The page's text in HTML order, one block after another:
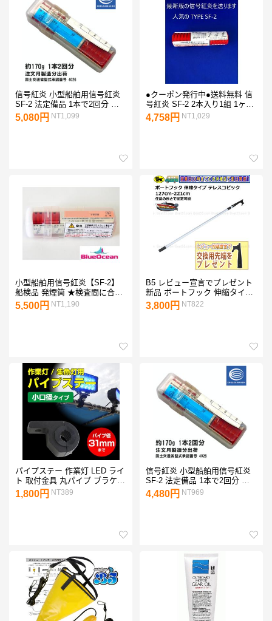
信号紅炎 小型船舶用信号紅炎
SF-2 法定備品 1本で2回分 注
文月製造分出荷 船舶発煙筒 小
型船舶用 小型船舶 船検 信号
5,080円 NT1,099
●クーポン発行中●送料無料 信
号紅炎 SF-2 2本入り1組 1ヶ月
以内の最新製造 発煙筒 JCI検
査品 法定備品 小型船舶用 SF2
4,758円 NT1,029
小型船舶用信号紅炎【SF-2】
船検品 発煙筒 ★検査間に合い
ます!!!(検査機構へ領収FAXサ
ービス）
5,500円 NT1,190
B5 レビュー宣言でプレゼント
新品 ボートフック 伸縮タイプ
テレスコピック 127cm-221cm
任意の長さで固定可能 送料無
3,800円 NT822
パイプステー 作業灯 LED ライ
ト 取付金具 丸パイプ ブラケッ
ト ワークライト 投光器 集魚灯
船 ボート パイプ径19mm
1,800円 NT389
信号紅炎 小型船舶用信号紅炎
SF-2 法定備品 1本で2回分 注
文月製造分出荷 船舶発煙筒 小
型船舶用 小型船舶 船検 信号
4,480円 NT969